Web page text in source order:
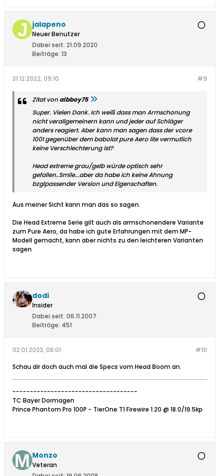
jalapeno
Neuer Benutzer
Dabei seit: 21.09.2020
Beiträge: 13
#9
31.12.2022, 09:10
Zitat von albboy75
Super. Vielen Dank. Ich weiß dass man Armschonung
nicht verallgemeinern kann und jeder auf Schläger
anders reagiert. Aber kann man sagen dass der vcore
100l gegenüber dem babolat pure Aero lite vermutlich
keine Verschlechterung ist?
Head extreme grau/gelb würde optisch sehr
gefallen..Smile...aber da habe ich keine Ahnung
bzglpassender Version und Eigenschaften.
Aus meiner Sicht kann man das so sagen.
Die Head Extreme Serie gilt auch als armschonendere Variante
zum Pure Aero, da habe ich gute Erfahrungen mit dem MP-
Modell gemacht, kann aber nichts zu den leichteren Varianten
sagen
dodi
Insider
Dabei seit: 06.11.2007
Beiträge: 451
#10
02.01.2023, 08:01
Schau dir doch auch mal die Specs vom Head Boom an.
------------------------------------
TC Bayer Dormagen
Prince Phantom Pro 100P - TierOne T1 Firewire 1.20 @ 18.0/19.5kp
Monzo
Veteran